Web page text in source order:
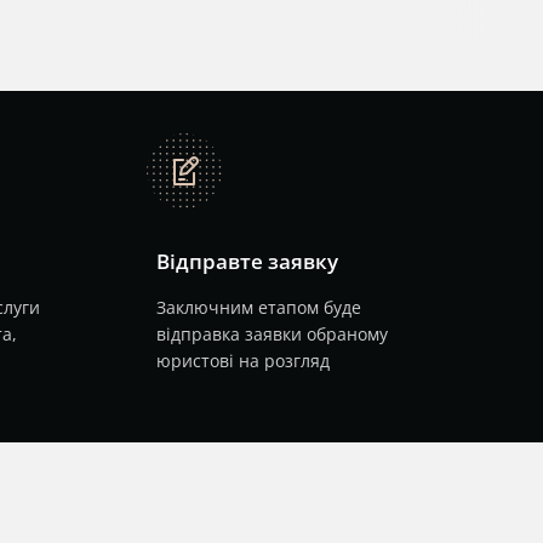
note
Відправте заявку
Заключним етапом буде
відправка заявки обраному
юристові на розгляд